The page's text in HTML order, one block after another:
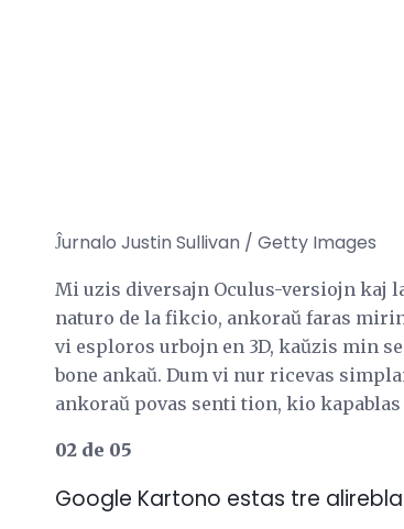
Ĵurnalo Justin Sullivan / Getty Images
Mi uzis diversajn Oculus-versiojn kaj
naturo de la fikcio, ankoraŭ faras
vi esploros urbojn en 3D, kaŭzis min
bone ankaŭ. Dum vi nur ricevas
ankoraŭ povas senti tion, kio kapablas
02 de 05
Google Kartono estas tre